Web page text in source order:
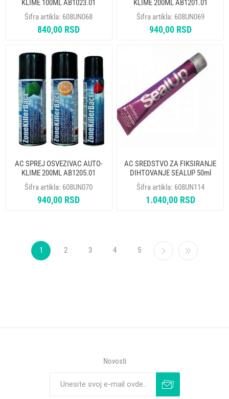
KLIME 100ML AB1023.01
ERRECOM
Šifra artikla: 608UN068
840,00 RSD
KLIME 200ML AB1201.01
ERRECOM
Šifra artikla: 608UN069
940,00 RSD
AC SPREJ OSVEZIVAC AUTO-
KLIME 200ML AB1205.01
ERRECOM
Šifra artikla: 608UN070
940,00 RSD
AC SREDSTVO ZA FIKSIRANJE
DIHTOVANJE SEALUP 50ml
TR1157.Y.01 ERRECOM
Šifra artikla: 608UN114
1.040,00 RSD
1 2 3 4 5
Novosti